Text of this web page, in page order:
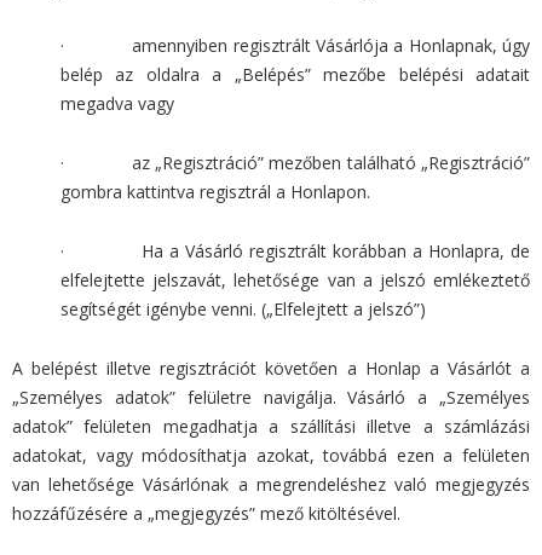
· amennyiben regisztrált Vásárlója a Honlapnak, úgy
belép az oldalra a „Belépés” mezőbe belépési adatait
megadva vagy
· az „Regisztráció” mezőben található „Regisztráció”
gombra kattintva regisztrál a Honlapon.
· Ha a Vásárló regisztrált korábban a Honlapra, de
elfelejtette jelszavát, lehetősége van a jelszó emlékeztető
segítségét igénybe venni. („Elfelejtett a jelszó”)
A belépést illetve regisztrációt követően a Honlap a Vásárlót a
„Személyes adatok” felületre navigálja. Vásárló a „Személyes
adatok” felületen megadhatja a szállítási illetve a számlázási
adatokat, vagy módosíthatja azokat, továbbá ezen a felületen
van lehetősége Vásárlónak a megrendeléshez való megjegyzés
hozzáfűzésére a „megjegyzés” mező kitöltésével.